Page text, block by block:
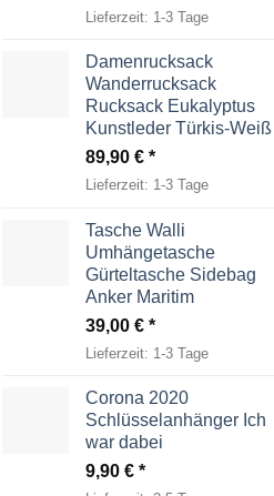
Lieferzeit: 1-3 Tage
Damenrucksack
Wanderrucksack
Rucksack Eukalyptus
Kunstleder Türkis-Weiß
89,90 €
Lieferzeit: 1-3 Tage
Tasche Walli
Umhängetasche
Gürteltasche Sidebag
Anker Maritim
39,00 €
Lieferzeit: 1-3 Tage
Corona 2020
Schlüsselanhänger Ich
war dabei
9,90 €